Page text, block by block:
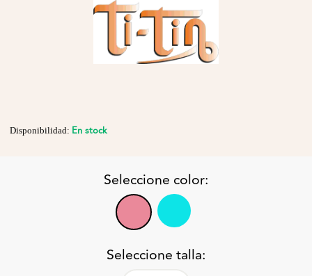
Disponibilidad: En stock
Seleccione color:
Seleccione talla: